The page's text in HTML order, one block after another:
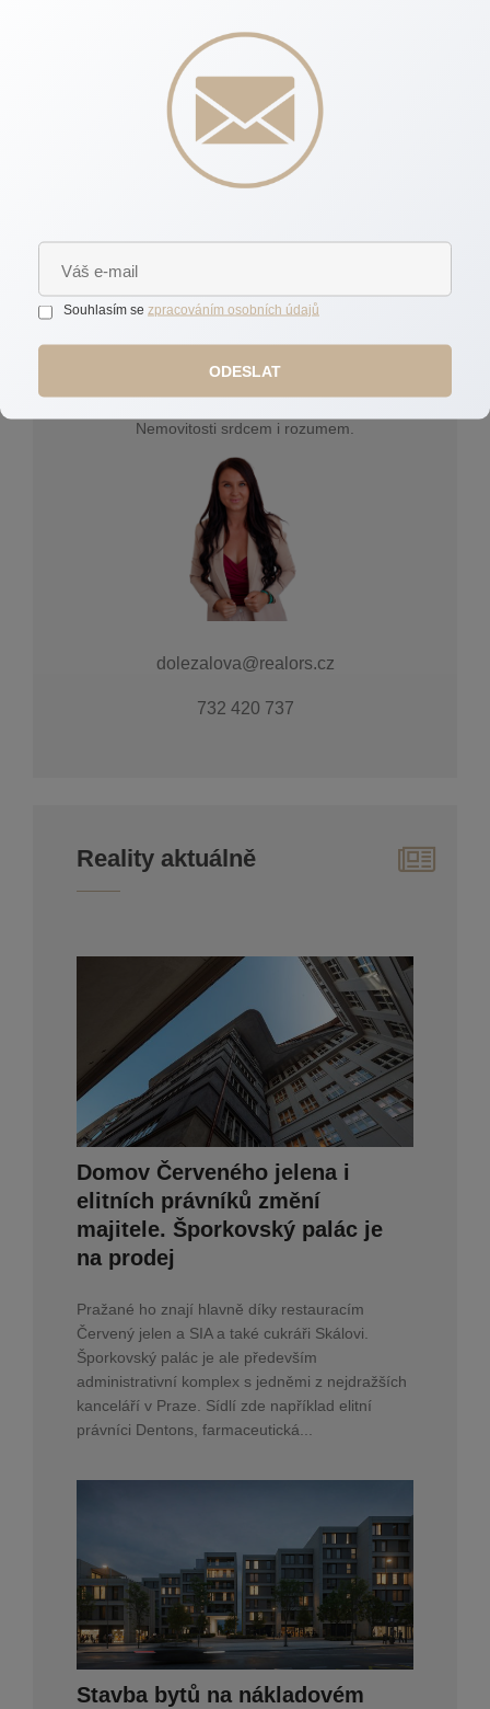
Díky individuálnímu přístupu, zkušenostem a
mentálnímu koučinku vás provedu celým procesem s
Nemovitosti srdcem i rozumem.
dolezalova@realors.cz
732 420 737
Reality aktuálně
Domov Červeného jelena i
elitních právníků změní
majitele. Šporkovský palác je
na prodej
Pražané ho znají hlavně díky restauracím
Červený jelen a SIA a také cukráři Skálovi.
Šporkovský palác je ale především
administrativní komplex s jedněmi z nejdražších
kanceláří v Praze. Sídlí zde například elitní
právníci Dentons, farmaceutická...
Stavba bytů na nákladovém
Souhlasím se zpracováním osobních údajů
ODESLAT